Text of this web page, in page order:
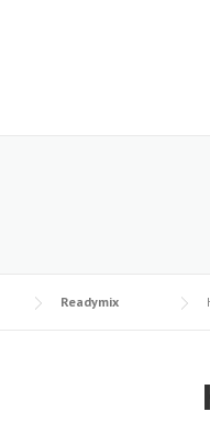
Readymix